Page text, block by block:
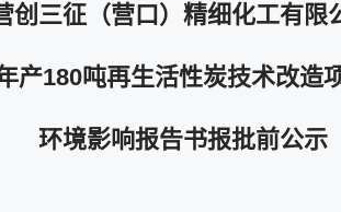
创三征（营口）精细化工有限
产180吨再生活性炭技术改造
环境影响报告书报批前公示